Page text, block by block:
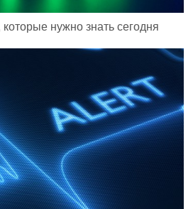
нужно знать сегодня